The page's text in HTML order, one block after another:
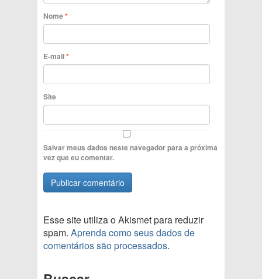
Nome*
E-mail*
Site
Salvar meus dados neste navegador para a próxima
vez que eu comentar.
Esse site utiliza o Akismet para reduzir
spam. Aprenda como seus dados de
comentários são processados.